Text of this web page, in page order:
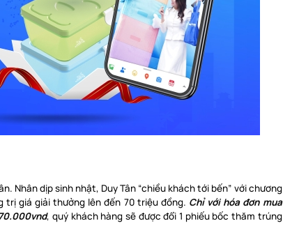
Nhân dịp sinh nhật, Duy Tân “chiều khách tới bến” với chương
giá giải thưởng lên đến 70 triệu đồng. Chỉ với hóa đơn mua
, quý khách hàng sẽ được đổi 1 phiếu bốc thăm trúng